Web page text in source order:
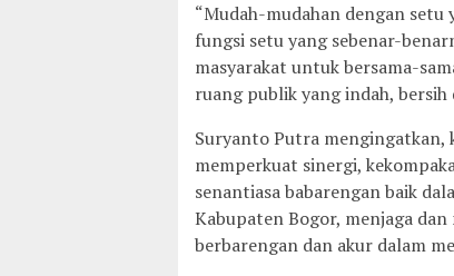
“Mudah-mudahan dengan
fungsi setu yang sebenar-
masyarakat untuk bersama-
ruang publik yang indah,
Suryanto Putra mengingatkan,
memperkuat sinergi,
senantiasa babarengan baik
Kabupaten Bogor, menjaga
berbarengan dan akur dalam